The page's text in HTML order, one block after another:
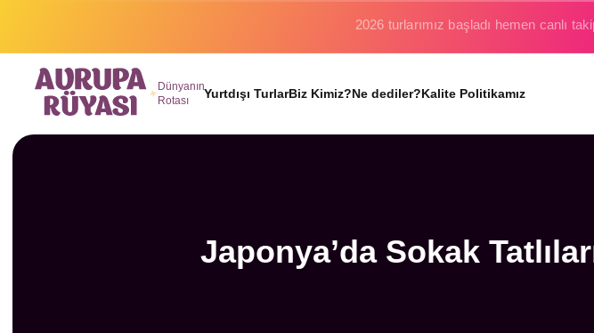
Binlerce gezginin hayali gerçek oluyor.
Dünyanın
Rotası
Yurtdışı TurlarBiz Kimiz?Ne dediler?Kalite Politikamız
Japonya’da Sokak